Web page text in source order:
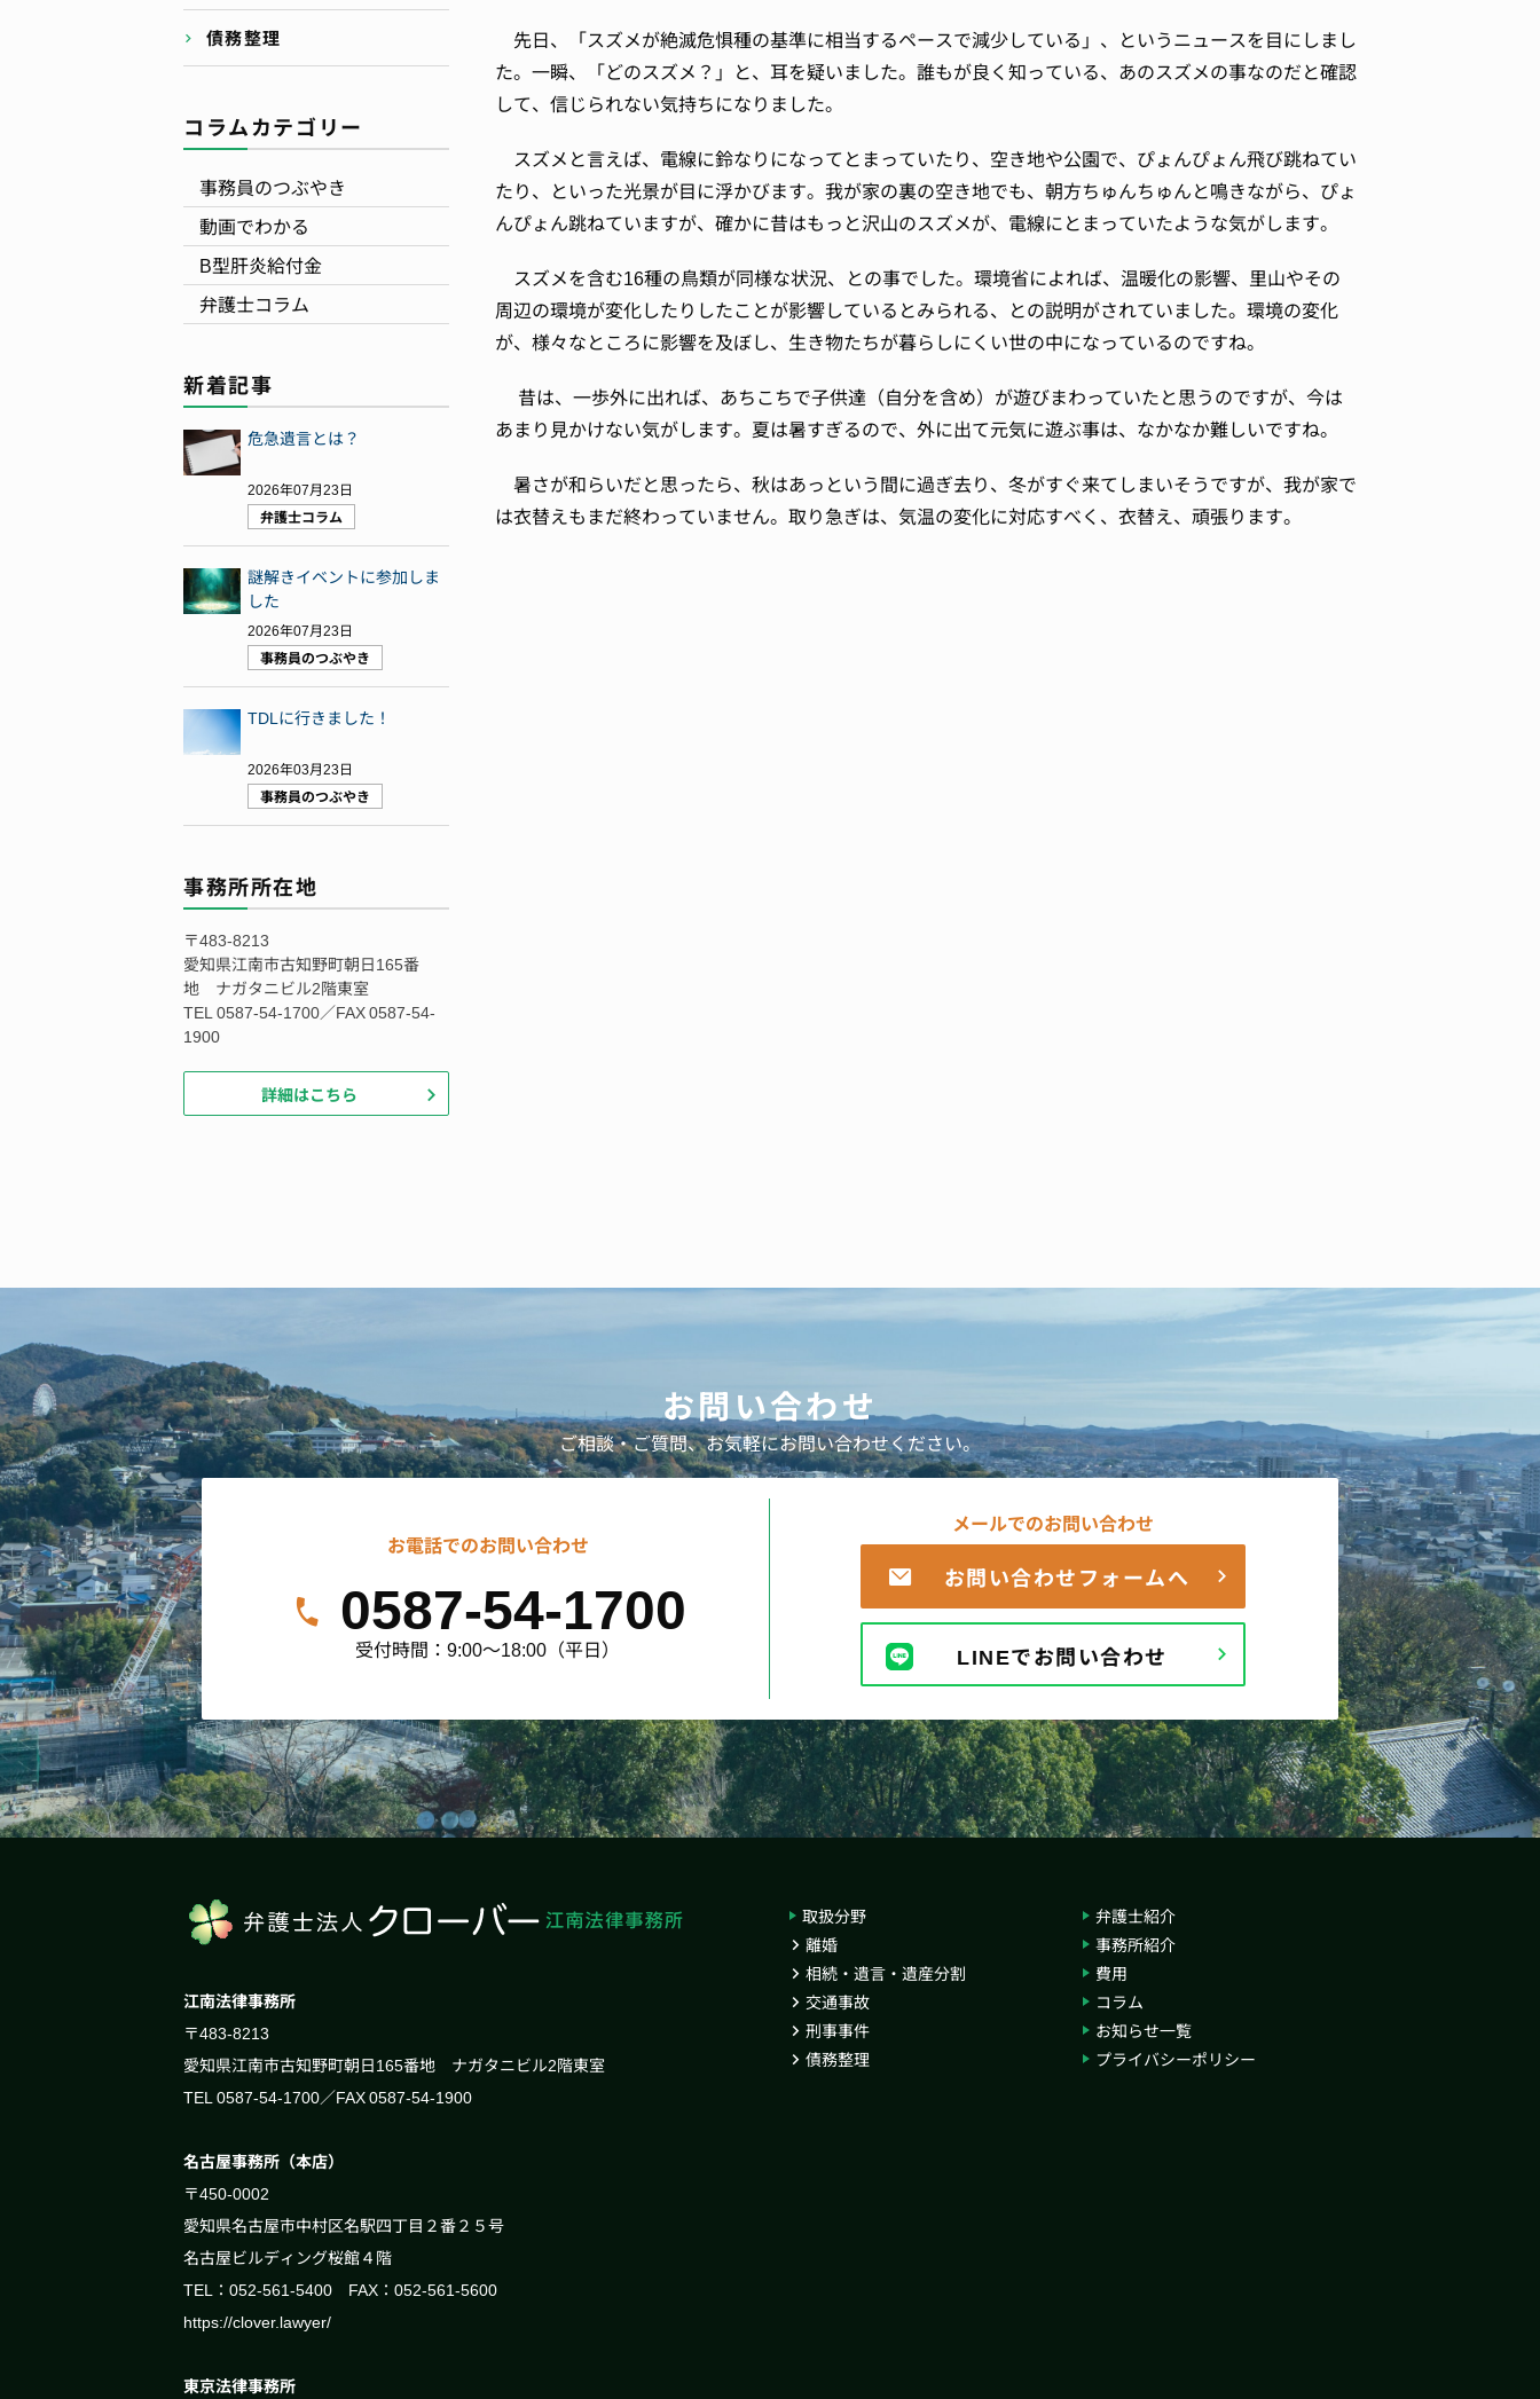
先日、「スズメが絶滅危惧種の基準に相当するペースで減少している」、というニュースを目にしまし
た。一瞬、「どのスズメ？」と、耳を疑いました。誰もが良く知っている、あのスズメの事なのだと確認
して、信じられない気持ちになりました。
スズメと言えば、電線に鈴なりになってとまっていたり、空き地や公園で、ぴょんぴょん飛び跳ねてい
たり、といった光景が目に浮かびます。我が家の裏の空き地でも、朝方ちゅんちゅんと鳴きながら、ぴょ
んぴょん跳ねていますが、確かに昔はもっと沢山のスズメが、電線にとまっていたような気がします。
スズメを含む16種の鳥類が同様な状況、との事でした。環境省によれば、温暖化の影響、里山やその
周辺の環境が変化したりしたことが影響しているとみられる、との説明がされていました。環境の変化
が、様々なところに影響を及ぼし、生き物たちが暮らしにくい世の中になっているのですね。
昔は、一歩外に出れば、あちこちで子供達（自分を含め）が遊びまわっていたと思うのですが、今は
あまり見かけない気がします。夏は暑すぎるので、外に出て元気に遊ぶ事は、なかなか難しいですね。
暑さが和らいだと思ったら、秋はあっという間に過ぎ去り、冬がすぐ来てしまいそうですが、我が家で
は衣替えもまだ終わっていません。取り急ぎは、気温の変化に対応すべく、衣替え、頑張ります。
債務整理
コラムカテゴリー
事務員のつぶやき
動画でわかる
B型肝炎給付金
弁護士コラム
新着記事
危急遺言とは？
2026年07月23日
弁護士コラム
謎解きイベントに参加しま
した
2026年07月23日
事務員のつぶやき
TDLに行きました！
2026年03月23日
事務員のつぶやき
事務所所在地
〒483-8213
愛知県江南市古知野町朝日165番
地 ナガタニビル2階東室
TEL 0587-54-1700／FAX 0587-54-
1900
詳細はこちら
お問い合わせ
ご相談・ご質問、お気軽にお問い合わせください。
お電話でのお問い合わせ
0587-54-1700
受付時間：9:00～18:00（平日）
メールでのお問い合わせ
お問い合わせフォームへ
LINEでお問い合わせ
江南法律事務所
〒483-8213
愛知県江南市古知野町朝日165番地 ナガタニビル2階東室
TEL 0587-54-1700／FAX 0587-54-1900
名古屋事務所（本店）
〒450-0002
愛知県名古屋市中村区名駅四丁目２番２５号
名古屋ビルディング桜館４階
TEL：052-561-5400 FAX：052-561-5600
https://clover.lawyer/
東京法律事務所
取扱分野
離婚
相続・遺言・遺産分割
交通事故
刑事事件
債務整理
弁護士紹介
事務所紹介
費用
コラム
お知らせ一覧
プライバシーポリシー